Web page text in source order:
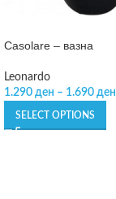
Casolare – вазна
Leonardo
1.290 ден – 1.690 ден
SELECT OPTIONS